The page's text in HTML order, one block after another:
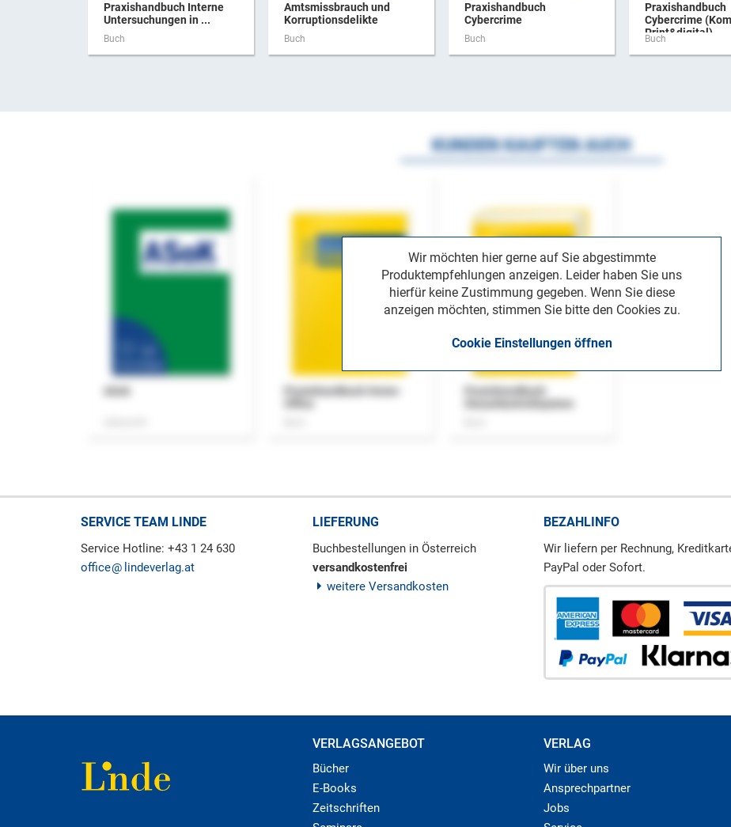
Praxishandbuch Interne
Untersuchungen in ...
Buch
Amtsmissbrauch und
Korruptionsdelikte
Buch
Praxishandbuch
Cybercrime
Buch
Praxishandbuch
Cybercrime
Print&digital)
Buch
Wir möchten hier gerne auf Sie abgestimmte
Produktempfehlungen anzeigen. Leider haben Sie uns
hierfür keine Zustimmung gegeben. Wenn Sie diese
anzeigen möchten, stimmen Sie bitte den Cookies zu.
Cookie Einstellungen öffnen
KUNDEN KAUFTEN AUCH
Praxishandbuch Home-
Praxishandbuch
SERVICE TEAM LINDE
Service Hotline: +43 1 24 630
office
lindeverlag.at
LIEFERUNG
Buchbestellungen in Österreich
versandkostenfrei
weitere Versandkosten
BEZAHLINFO
Wir liefern per Rechnung,
PayPal oder Sofort.
VERLAGSANGEBOT
Bücher
E-Books
Zeitschriften
VERLAG
Wir über uns
Ansprechpartner
Jobs